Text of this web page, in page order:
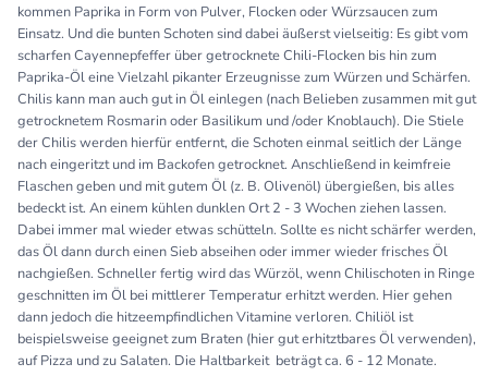
kommen Paprika in Form von Pulver, Flocken oder Würzsaucen zum
Einsatz. Und die bunten Schoten sind dabei äußerst vielseitig: Es gibt vom
scharfen Cayennepfeffer über getrocknete Chili-Flocken bis hin zum
Paprika-Öl eine Vielzahl pikanter Erzeugnisse zum Würzen und Schärfen.
Chilis kann man auch gut in Öl einlegen (nach Belieben zusammen mit gut
getrocknetem Rosmarin oder Basilikum und /oder Knoblauch). Die Stiele
der Chilis werden hierfür entfernt, die Schoten einmal seitlich der Länge
nach eingeritzt und im Backofen getrocknet. Anschließend in keimfreie
Flaschen geben und mit gutem Öl (z. B. Olivenöl) übergießen, bis alles
bedeckt ist. An einem kühlen dunklen Ort 2 - 3 Wochen ziehen lassen.
Dabei immer mal wieder etwas schütteln. Sollte es nicht schärfer werden,
das Öl dann durch einen Sieb abseihen oder immer wieder frisches Öl
nachgießen. Schneller fertig wird das Würzöl, wenn Chilischoten in Ringe
geschnitten im Öl bei mittlerer Temperatur erhitzt werden. Hier gehen
dann jedoch die hitzeempfindlichen Vitamine verloren. Chiliöl ist
beispielsweise geeignet zum Braten (hier gut erhitztbares Öl verwenden),
auf Pizza und zu Salaten. Die Haltbarkeit beträgt ca. 6 - 12 Monate.